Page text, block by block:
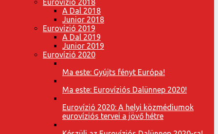
Eurovízió 2018
A Dal 2018
Junior 2018
Eurovízió 2019
A Dal 2019
Junior 2019
Eurovízió 2020
Ma este: Gyújts fényt Európa!
Ma este: Eurovíziós Dalünnep 2020!
Eurovízió 2020: A helyi közmédiumok
eurovíziós tervei a jövő hétre